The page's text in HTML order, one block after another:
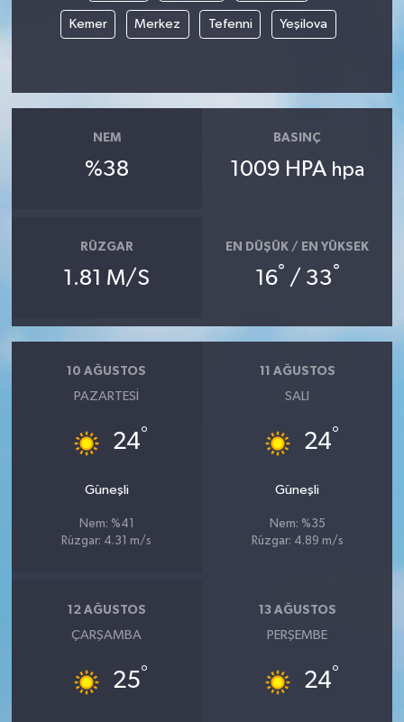
Kemer Merkez Tefenni Yeşilova
NEM
%38
BASINÇ
1009 HPA hpa
RÜZGAR
1.81 M/S
EN DÜŞÜK / EN YÜKSEK
16° / 33°
10 AĞUSTOS
PAZARTESI
24°
Güneşli
Nem: %41
Rüzgar: 4.31 m/s
11 AĞUSTOS
SALI
24°
Güneşli
Nem: %35
Rüzgar: 4.89 m/s
12 AĞUSTOS
ÇARŞAMBA
25°
13 AĞUSTOS
PERŞEMBE
24°